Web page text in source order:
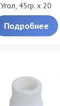
Угол, 45гр. х 20
Подробнее